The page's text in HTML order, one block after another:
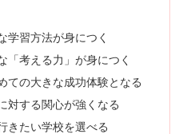
習方法が身につく
考える力」が身につく
の大きな成功体験となる
対する関心が強くなる
きたい学校を選べる